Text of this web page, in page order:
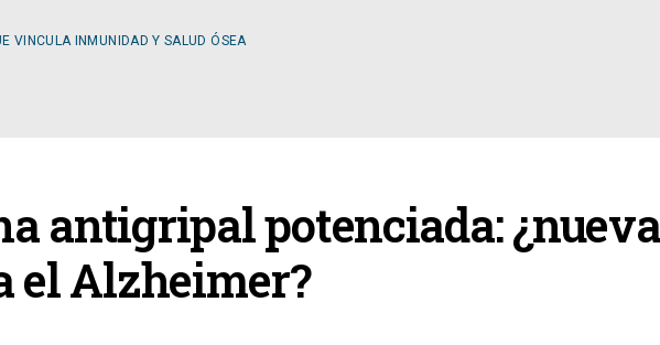
VINCULA INMUNIDAD Y SALUD ÓSEA
CARDIOLOGÍA CIRUGÍA GENERAL
antigripal potenciada:
el Alzheimer?